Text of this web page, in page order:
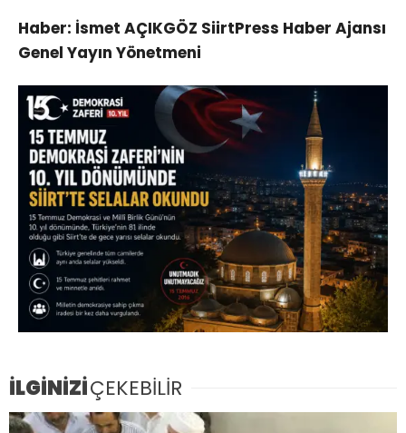
Haber: İsmet AÇIKGÖZ SiirtPress Haber Ajansı
Genel Yayın Yönetmeni
İLGİNİZİÇEKEBİLİR